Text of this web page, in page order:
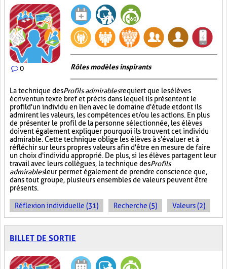
0 Rôles modèles inspirants
La technique desProfils admirablesrequiert que les élèves
écrivent un texte bref et précis dans lequel ils présentent le
profil d'un individu en lien avec le domaine d'étude et dont ils
admirent les valeurs, les compétences et/ou les actions. En plus
de présenter le profil de la personne sélectionnée, les élèves
doivent également expliquer pourquoi ils trouvent cet individu
admirable. Cette technique oblige les élèves à s'évaluer et à
réfléchir sur leurs propres valeurs afin d'être en mesure de faire
un choix d'individu approprié. De plus, si les élèves partagent leur
travail avec leurs collègues, la technique desProfils
admirablesleur permet également de prendre conscience que,
dans tout groupe, plusieurs ensembles de valeurs peuvent être
présents.
Réflexion individuelle (31) Recherche (5) Valeurs (2)
BILLET DE SORTIE